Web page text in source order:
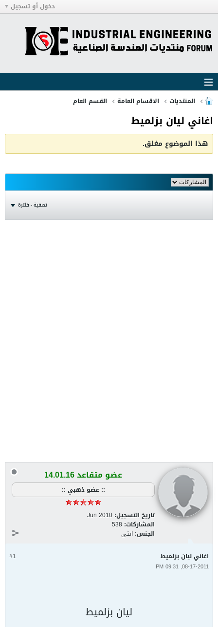
دخول أو تسجيل
المنتديات الاقسام العامة القسم العام
اغاني ليان بزلميط
هذا الموضوع مغلق.
تصفية - فلترة
عضو متقاعد 14.01.16
:: عضو ذهبي ::
تاريخ التسجيل: Jun 2010
المشاركات: 538
الجنس: انثى
#1 اغاني ليان بزلميط
08-17-2011, 09:31 PM
ليان بزلميط